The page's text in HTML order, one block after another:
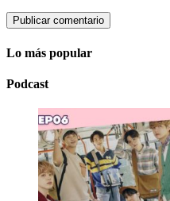
Lo más popular
Podcast